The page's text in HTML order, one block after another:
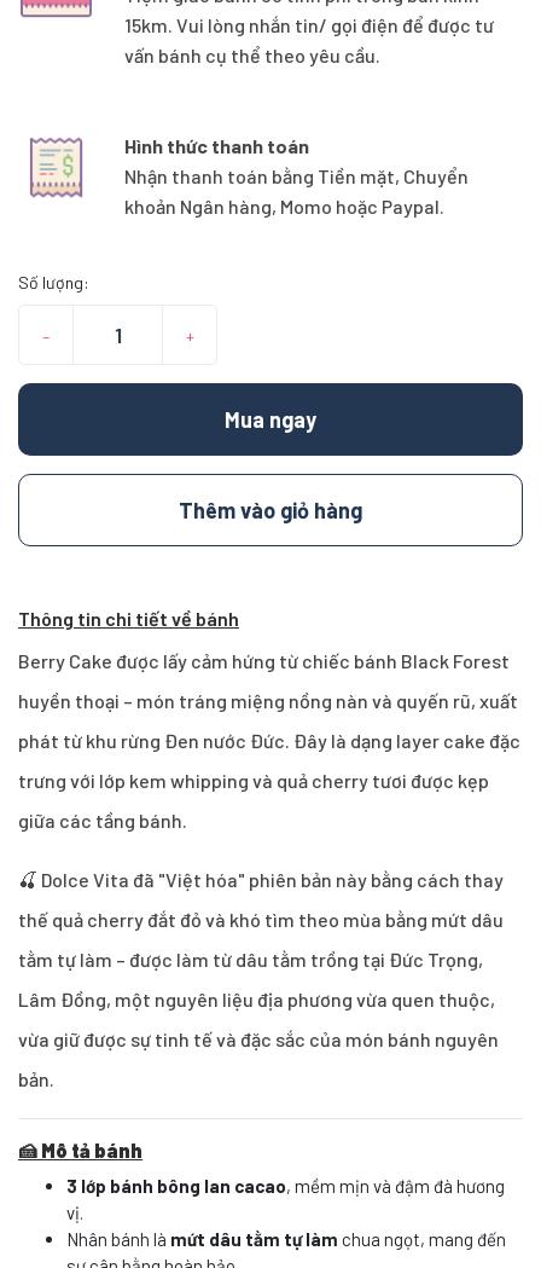
15km. Vui lòng nhắn tin/ gọi điện để được tư
vấn bánh cụ thể theo yêu cầu.
Hình thức thanh toán
Nhận thanh toán bằng Tiền mặt, Chuyển
khoản Ngân hàng, Momo hoặc Paypal.
Số lượng:
– +
Mua ngay
Thêm vào giỏ hàng
Thông tin chi tiết về bánh
Berry Cake được lấy cảm hứng từ chiếc bánh Black Forest
huyền thoại – món tráng miệng nồng nàn và quyến rũ, xuất
phát từ khu rừng Đen nước Đức. Đây là dạng layer cake đặc
trưng với lớp kem whipping và quả cherry tươi được kẹp
giữa các tầng bánh.
🍒 Dolce Vita đã "Việt hóa" phiên bản này bằng cách thay
thế quả cherry đắt đỏ và khó tìm theo mùa bằng mứt dâu
tằm tự làm – được làm từ dâu tằm trồng tại Đức Trọng,
Lâm Đồng, một nguyên liệu địa phương vừa quen thuộc,
vừa giữ được sự tinh tế và đặc sắc của món bánh nguyên
bản.
🍰 Mô tả bánh
3 lớp bánh bông lan cacao, mềm mịn và đậm đà hương
vị.
Nhân bánh là mứt dâu tằm tự làm chua ngọt, mang đến